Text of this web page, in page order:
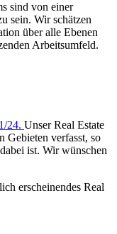
sind von einer
sein. Wir schätzen
über alle Ebenen
Arbeitsumfeld.
24. Unser Real Estate
Gebieten verfasst, so
ist. Wir wünschen
erscheinendes Real